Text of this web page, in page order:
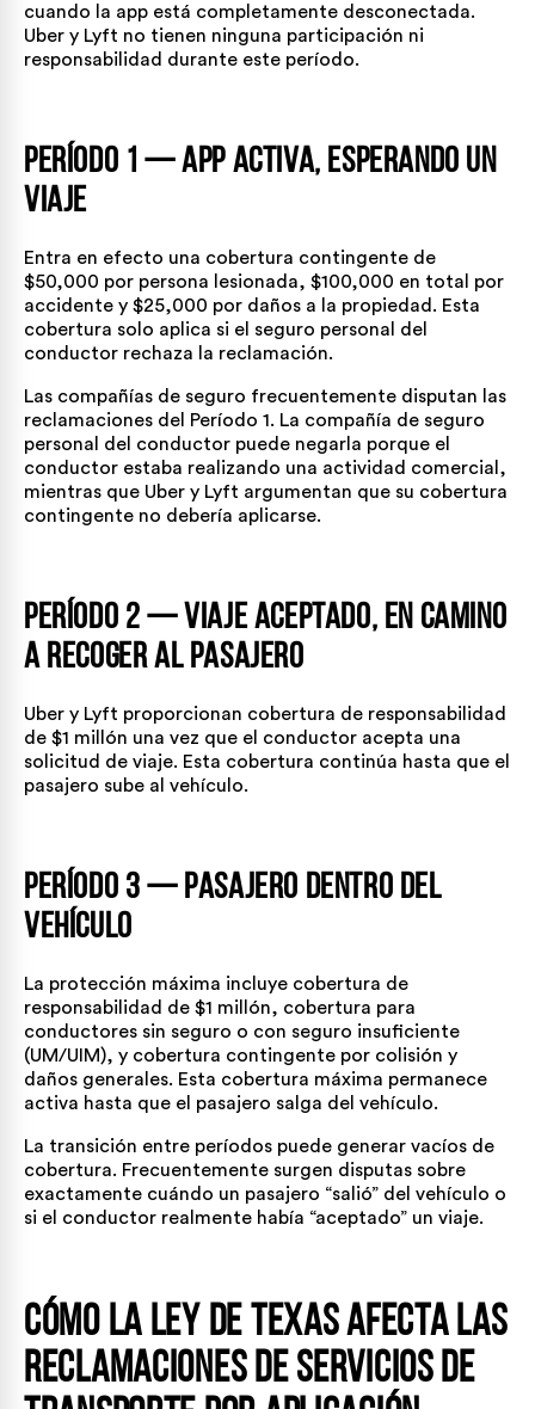
cuando la app está completamente desconectada.
Uber y Lyft no tienen ninguna participación ni
responsabilidad durante este período.
Período 1 — App activa, esperando un
viaje
Entra en efecto una cobertura contingente de
$50,000 por persona lesionada, $100,000 en total por
accidente y $25,000 por daños a la propiedad. Esta
cobertura solo aplica si el seguro personal del
conductor rechaza la reclamación.
Las compañías de seguro frecuentemente disputan las
reclamaciones del Período 1. La compañía de seguro
personal del conductor puede negarla porque el
conductor estaba realizando una actividad comercial,
mientras que Uber y Lyft argumentan que su cobertura
contingente no debería aplicarse.
Período 2 — Viaje aceptado, en camino
a recoger al pasajero
Uber y Lyft proporcionan cobertura de responsabilidad
de $1 millón una vez que el conductor acepta una
solicitud de viaje. Esta cobertura continúa hasta que el
pasajero sube al vehículo.
Período 3 — Pasajero dentro del
vehículo
La protección máxima incluye cobertura de
responsabilidad de $1 millón, cobertura para
conductores sin seguro o con seguro insuficiente
(UM/UIM), y cobertura contingente por colisión y
daños generales. Esta cobertura máxima permanece
activa hasta que el pasajero salga del vehículo.
La transición entre períodos puede generar vacíos de
cobertura. Frecuentemente surgen disputas sobre
exactamente cuándo un pasajero “salió” del vehículo o
si el conductor realmente había “aceptado” un viaje.
Cómo la ley de Texas afecta las
reclamaciones de servicios de